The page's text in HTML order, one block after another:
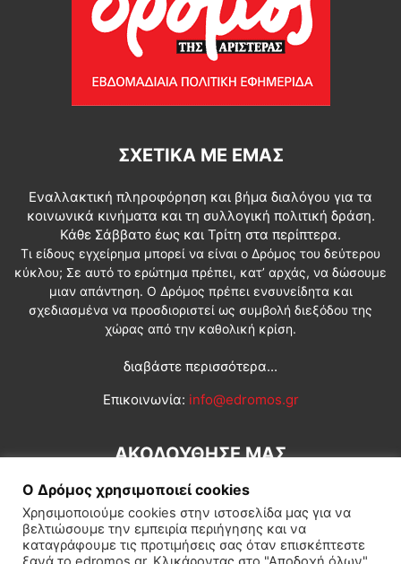
ΣΧΕΤΙΚΆ ΜΕ ΕΜΆΣ
Εναλλακτική πληροφόρηση και βήμα διαλόγου για τα
κοινωνικά κινήματα και τη συλλογική πολιτική δράση.
Κάθε Σάββατο έως και Τρίτη στα περίπτερα.
Τι είδους εγχείρημα μπορεί να είναι ο Δρόμος του δεύτερου
κύκλου; Σε αυτό το ερώτημα πρέπει, κατ’ αρχάς, να δώσουμε
μιαν απάντηση. Ο Δρόμος πρέπει ενσυνείδητα και
σχεδιασμένα να προσδιοριστεί ως συμβολή διεξόδου της
χώρας από την καθολική κρίση.
διαβάστε περισσότερα...
Επικοινωνία: info@edromos.gr
ΑΚΟΛΟΥΘΗΣΕ ΜΑΣ
Ο Δρόμος χρησιμοποιεί cookies
Χρησιμοποιούμε cookies στην ιστοσελίδα μας για να
βελτιώσουμε την εμπειρία περιήγησης και να
καταγράφουμε τις προτιμήσεις σας όταν επισκέπτεστε